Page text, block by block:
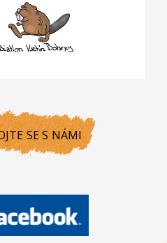
SE S NÁMI